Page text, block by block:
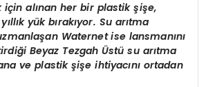
için alınan her bir plastik şişe,
yük bırakıyor. Su arıtma
Waternet ise lansmanını
Beyaz TezgahÜstüsu arıtma
ve plastik şişe ihtiyacını ortadan